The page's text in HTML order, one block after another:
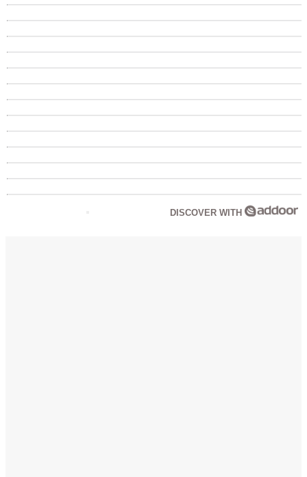
DISCOVER WITH